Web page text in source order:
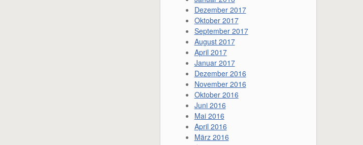
Dezember 2017
Oktober 2017
September 2017
August 2017
April 2017
Januar 2017
Dezember 2016
November 2016
Oktober 2016
Juni 2016
Mai 2016
April 2016
März 2016